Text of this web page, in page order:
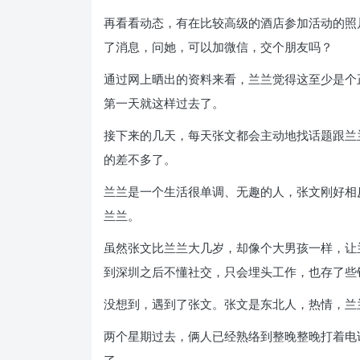
再看看动态，有在比较高级的酒店参加活动的
了消息，问她，可以加微信，交个朋友吗？
通过网上晒出的资料来看，兰兰觉得这至少是
第一天就这样过去了。
接下来的几天，每天张文都会主动地找话题跟
的差不多了。
兰兰是一个生活很单调、无趣的人，张文刚好
兰兰。
虽然张文比兰兰大几岁，却像个大男孩一样，
到深圳之后不懂社交，只会埋头工作，也存了
没想到，遇到了张文。张文是东北人，热情，
两个星期过去，俩人已经熟络到整晚整晚打着